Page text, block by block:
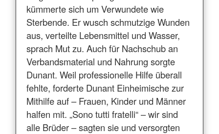
kümmerte sich um Verwundete wie
Sterbende. Er wusch schmutzige Wunden
aus, verteilte Lebensmittel und Wasser,
sprach Mut zu. Auch für Nachschub an
Verbandsmaterial und Nahrung sorgte
Dunant. Weil professionelle Hilfe überall
fehlte, forderte Dunant Einheimische zur
Mithilfe auf – Frauen, Kinder und Männer
halfen mit. „Sono tutti fratelli“ – wir sind
alle Brüder – sagten sie und versorgten